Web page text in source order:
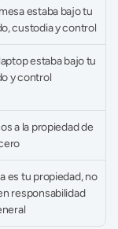
estaba bajo tu
custodia y control
estaba bajo tu
y control
a la propiedad de
es tu propiedad, no
responsabilidad